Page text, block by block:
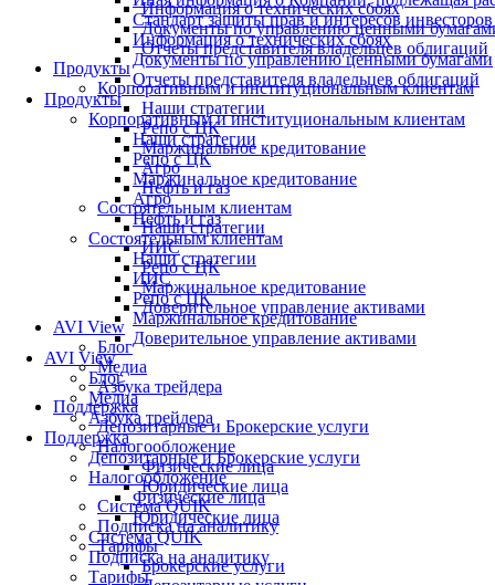
Стандарт защиты прав и интересов инвесторов
Информация о технических сбоях
Документы по управлению ценными бумагами
Отчеты представителя владельцев облигаций
Продукты
Корпоративным и институциональным клиентам
Наши стратегии
Репо с ЦК
Маржинальное кредитование
Агро
Нефть и газ
Состоятельным клиентам
Наши стратегии
ИИС
Репо с ЦК
Маржинальное кредитование
Доверительное управление активами
AVI View
Блог
Медиа
Азбука трейдера
Поддержка
Депозитарные и Брокерские услуги
Налогообложение
Физические лица
Юридические лица
Система QUIK
Подписка на аналитику
Тарифы
Информация о технических сбоях
Документы по управлению ценными
Отчеты представителя владельцев облигаций
Продукты
Корпоративным и институциональным клиентам
Наши стратегии
Репо с ЦК
Маржинальное кредитование
Агро
Нефть и газ
Состоятельным клиентам
Наши стратегии
ИИС
Репо с ЦК
Маржинальное кредитование
Доверительное управление активами
AVI View
Блог
Медиа
Азбука трейдера
Поддержка
Депозитарные и Брокерские услуги
Налогообложение
Физические лица
Юридические лица
Система QUIK
Подписка на аналитику
Тарифы
Брокерские услуги